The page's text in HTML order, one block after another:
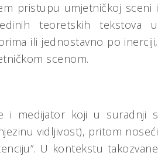
pristupu umjetničkoj sceni i
teoretskih tekstova u
ili jednostavno po inerciji,
scenom.
i medijator koji u suradnji s
vidljivost), pritom noseći
U kontekstu takozvane